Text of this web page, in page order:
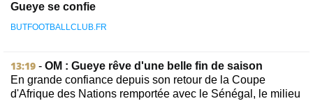
Gueye se confie
BUTFOOTBALLCLUB.FR
13:19 - OM : Gueye rêve d'une belle fin de saison
En grande confiance depuis son retour de la Coupe
d'Afrique des Nations remportée avec le Sénégal, le milieu